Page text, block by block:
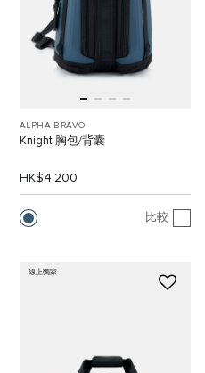
ALPHA BRAVO
Knight 胸包/背囊
HK$4,200
比較
線上獨家